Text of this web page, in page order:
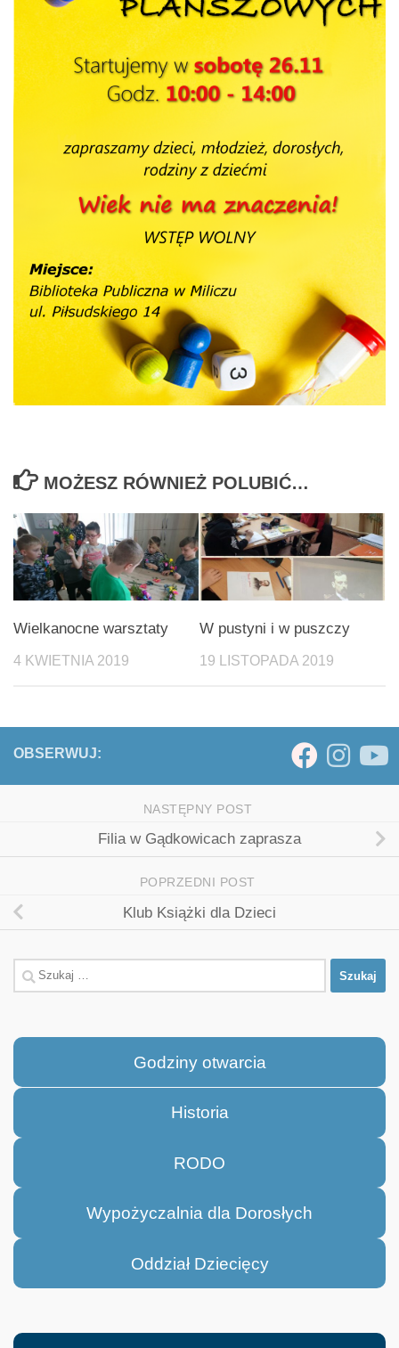
MOŻESZ RÓWNIEŻ POLUBIĆ…
Wielkanocne warsztaty
4 KWIETNIA 2019
W pustyni i w puszczy
19 LISTOPADA 2019
OBSERWUJ:
NASTĘPNY POST
Filia w Gądkowicach zaprasza
POPRZEDNI POST
Klub Książki dla Dzieci
Szukaj:
Godziny otwarcia
Historia
RODO
Wypożyczalnia dla Dorosłych
Oddział Dziecięcy